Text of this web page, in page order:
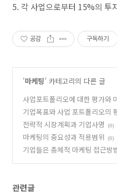
5. 각 사업으로부터 15%의 투
공감 구독하기
'마케팅' 카테고리의 다른 글
사업포트폴리오에 대한 평가와
정
(0)
기업목표와 사업 포트폴리오의
전략적 시장계획과 기업사명 (0)
마케팅의 중요성과 적용범위 (0)
기업들은 총체적 마케팅 접근방
관련글